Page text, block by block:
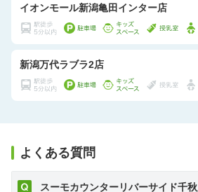
イオンモール新潟亀田インター店
新潟万代ラブラ2店
よくある質問
スーモカウンターリバーサイド千